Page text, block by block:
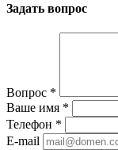
Задать вопрос
Вопрос *
Ваше имя *
Телефон *
E-mail